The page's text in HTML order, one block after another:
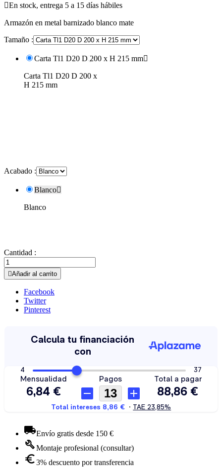
En stock, entrega 5 a 15 días hábiles
Armazón en metal barnizado blanco mate
Tamaño :
Carta Tl1 D20 D 200 x H 215 mm
Carta Tl1 D20 D 200 x
H 215 mm
Acabado :
Blanco
Blanco
Cantidad :
Añadir al carrito
Facebook
Twitter
Pinterest
Envío gratis desde 150 €
Montaje profesional (consultar)
3% descuento por transferencia